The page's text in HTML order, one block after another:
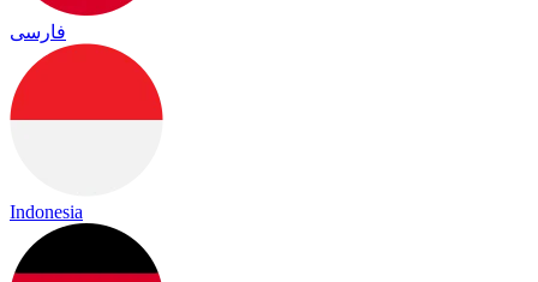
فارسی
Indonesia